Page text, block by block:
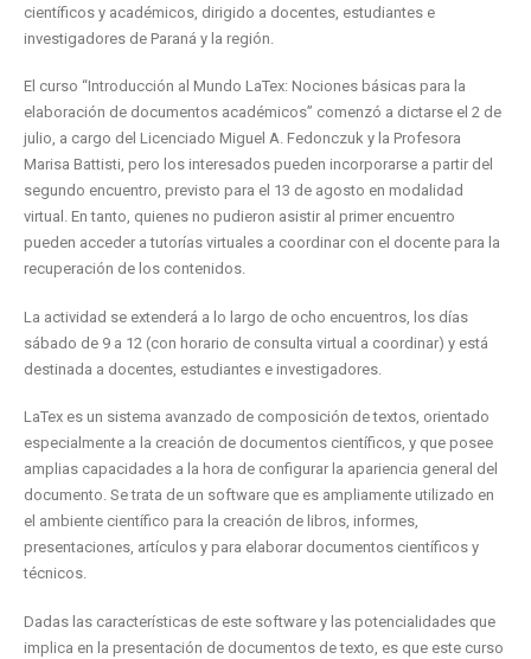
científicos y académicos, dirigido a docentes, estudiantes e
investigadores de Paraná y la región.
El curso “Introducción al Mundo LaTex: Nociones básicas para la
elaboración de documentos académicos” comenzó a dictarse el 2 de
julio, a cargo del Licenciado Miguel A. Fedonczuk y la Profesora
Marisa Battisti, pero los interesados pueden incorporarse a partir del
segundo encuentro, previsto para el 13 de agosto en modalidad
virtual. En tanto, quienes no pudieron asistir al primer encuentro
pueden acceder a tutorías virtuales a coordinar con el docente para la
recuperación de los contenidos.
La actividad se extenderá a lo largo de ocho encuentros, los días
sábado de 9 a 12 (con horario de consulta virtual a coordinar) y está
destinada a docentes, estudiantes e investigadores.
LaTex es un sistema avanzado de composición de textos, orientado
especialmente a la creación de documentos científicos, y que posee
amplias capacidades a la hora de configurar la apariencia general del
documento. Se trata de un software que es ampliamente utilizado en
el ambiente científico para la creación de libros, informes,
presentaciones, artículos y para elaborar documentos científicos y
técnicos.
Dadas las características de este software y las potencialidades que
implica en la presentación de documentos de texto, es que este curso